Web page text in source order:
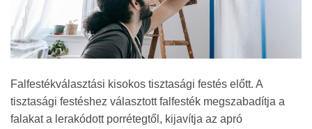
Falfestékválasztási kisokos tisztasági festés előtt. A
tisztasági festéshez választott falfesték megszabadítja a
falakat a lerakódott porrétegtől, kijavítja az apró